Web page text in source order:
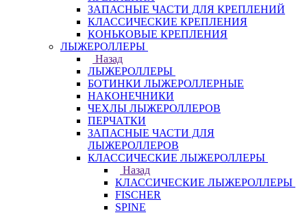
ЗАПАСНЫЕ ЧАСТИ ДЛЯ КРЕПЛЕНИЙ
КЛАССИЧЕСКИЕ КРЕПЛЕНИЯ
КОНЬКОВЫЕ КРЕПЛЕНИЯ
ЛЫЖЕРОЛЛЕРЫ
Назад
ЛЫЖЕРОЛЛЕРЫ
БОТИНКИ ЛЫЖЕРОЛЛЕРНЫЕ
НАКОНЕЧНИКИ
ЧЕХЛЫ ЛЫЖЕРОЛЛЕРОВ
ПЕРЧАТКИ
ЗАПАСНЫЕ ЧАСТИ ДЛЯ
ЛЫЖЕРОЛЛЕРОВ
КЛАССИЧЕСКИЕ ЛЫЖЕРОЛЛЕРЫ
Назад
КЛАССИЧЕСКИЕ ЛЫЖЕРОЛЛЕРЫ
FISCHER
SPINE